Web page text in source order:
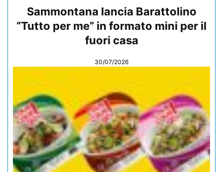
Sammontana lancia Barattolino
“Tutto per me” in formato mini per il
fuori casa
30/07/2026